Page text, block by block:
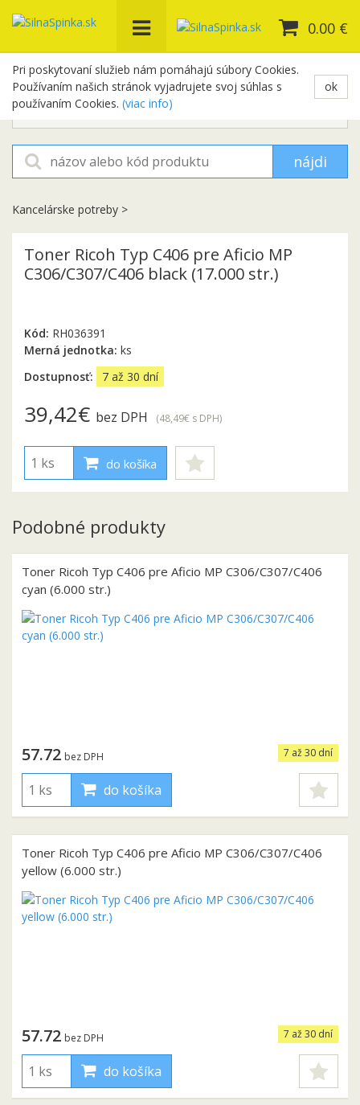
Pri poskytovaní služieb nám pomáhajú súbory Cookies.
Používaním našich stránok vyjadrujete svoj súhlas s
používaním Cookies. (viac info)
ok
0.00 €
+421 948 654 329
objednavky@silnaspinka.sk
nájdi
Kancelárske potreby >
Toner Ricoh Typ C406 pre Aficio MP
C306/C307/C406 black (17.000 str.)
Kód: RH036391
Merná jednotka: ks
Dostupnosť:
7 až 30 dní
39,42€ bez DPH (48,49€ s DPH)
do košíka
Podobné produkty
Toner Ricoh Typ C406 pre Aficio MP C306/C307/C406
cyan (6.000 str.)
7 až 30 dní
57.72 bez DPH
do košíka
Toner Ricoh Typ C406 pre Aficio MP C306/C307/C406
yellow (6.000 str.)
7 až 30 dní
57.72 bez DPH
do košíka